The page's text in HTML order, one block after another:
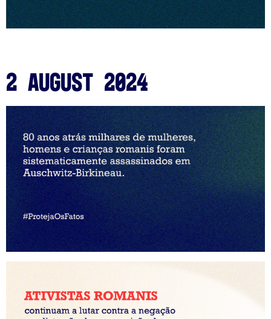
2 August 2024